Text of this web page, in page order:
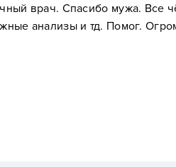
врач. Спасибо мужа. Все
анализы и тд. Помог.